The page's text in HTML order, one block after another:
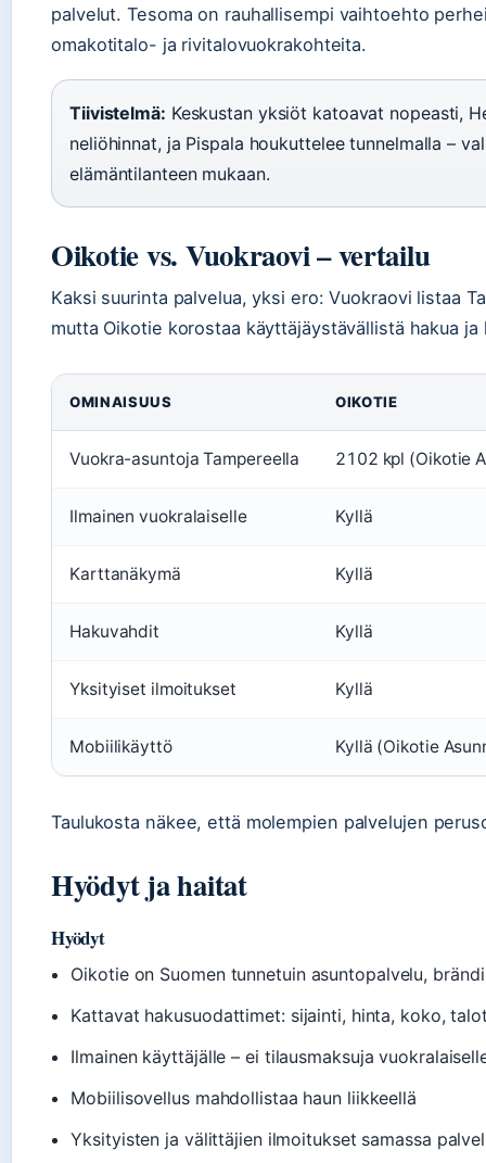
palvelut. Tesoma on rauhallisempi vaihtoehto
omakotitalo- ja rivitalovuokrakohteita.
Tiivistelmä: Keskustan yksiöt katoavat nopeasti,
neliöhinnat, ja Pispala houkuttelee tunnelmalla –
elämäntilanteen mukaan.
Oikotie vs. Vuokraovi – vertailu
Kaksi suurinta palvelua, yksi ero: Vuokraovi listaa
mutta Oikotie korostaa käyttäjäystävällistä hakua
OMINAISUUS OIKOTIE
Vuokra-asuntoja Tampereella 2102 kpl (Oikotie
Ilmainen vuokralaiselle Kyllä
Karttanäkymä Kyllä
Hakuvahdit Kyllä
Yksityiset ilmoitukset Kyllä
Mobiilikäyttö Kyllä (Oikotie
Taulukosta näkee, että molempien palvelujen
Hyödyt ja haitat
Hyödyt
Oikotie on Suomen tunnetuin asuntopalvelu,
Kattavat hakusuodattimet: sijainti, hinta, koko,
Ilmainen käyttäjälle – ei tilausmaksuja
Mobiilisovellus mahdollistaa haun liikkeellä
Yksityisten ja välittäjien ilmoitukset samassa